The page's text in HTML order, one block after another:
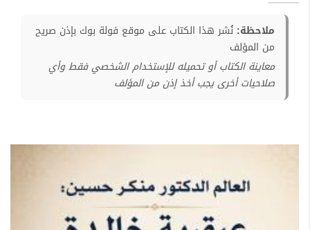
ملاحظة: نُشر هذا الكتاب على موقع فولة بوك بإذن صريح
من المؤلف
معاينة الكتاب أو تحميله للإستخدام الشخصي فقط وأي
صلاحيات أخرى يجب أخذ إذن من المؤلف